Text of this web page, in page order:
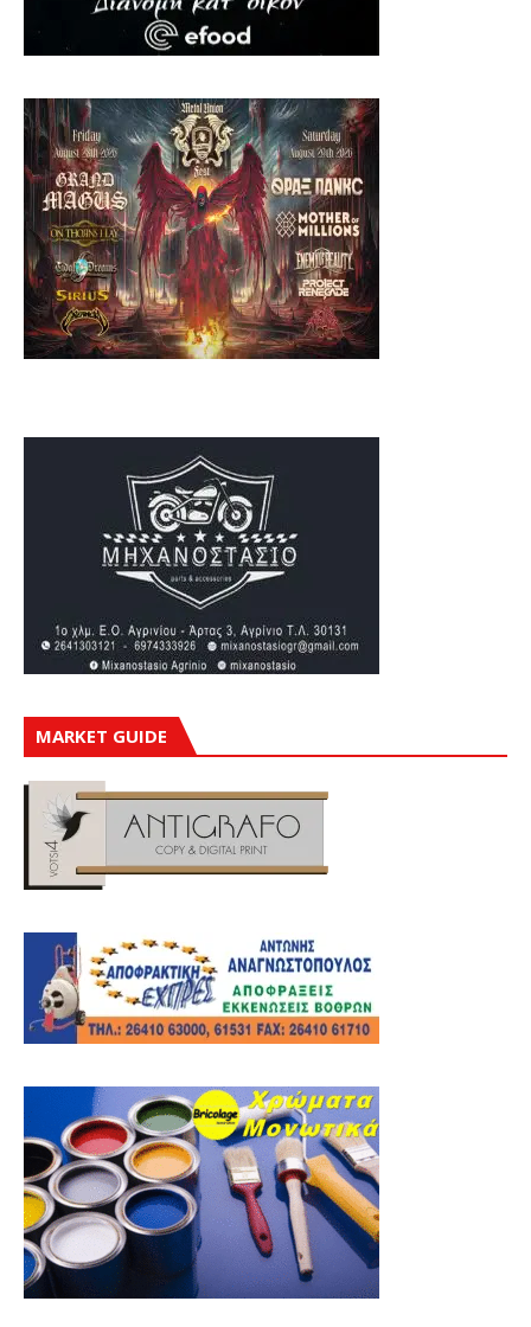
MARKET GUIDE